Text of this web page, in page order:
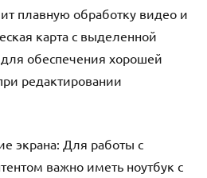
плавную обработку видео и
карта с выделенной
обеспечения хорошей
редактировании
экрана: Для работы с
важно иметь ноутбук с